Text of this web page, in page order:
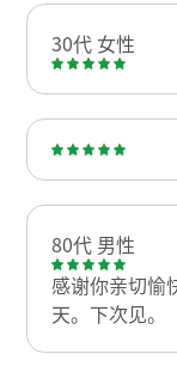
30代 女性
80代 男性
感谢你亲切愉
天。下次见。